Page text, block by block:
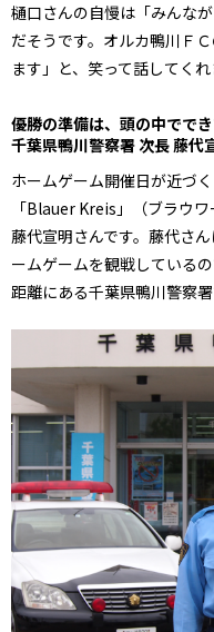
樋口さんの自慢は「みんな
だそうです。オルカ鴨川Ｆ
ます」と、笑って話してくれ
優勝の準備は、頭の中でで
千葉県鴨川警察署 次長 藤代
ホームゲーム開催日が近づ
「Blauer Kreis」（ブラウ
藤代宣明さんです。藤代さ
ームゲームを観戦している
距離にある千葉県鴨川警察